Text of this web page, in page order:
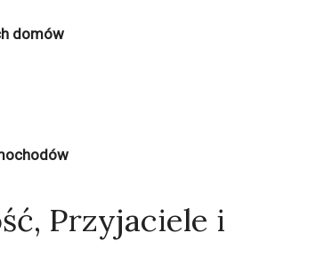
domów
Przyjaciele i